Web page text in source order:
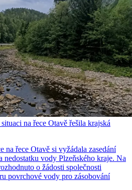
na řece Otavě řešila krajská
řece Otavě si vyžádala zasedání
nedostatku vody Plzeňského kraje. Na
o žádosti společnosti
povrchové vody pro zásobování